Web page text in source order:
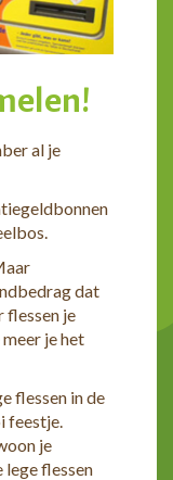
al je
dat
flessen je
je het
flessen in de
feestje.
je
lege flessen